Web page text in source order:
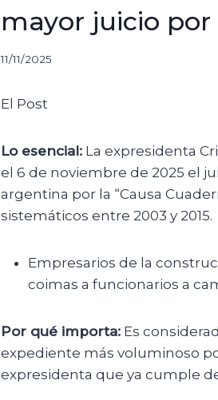
mayor juicio
11/11/2025
El Post
Lo esencial: La expresidenta
el 6 de noviembre de 2025 el
argentina por la “Causa
sistemáticos entre 2003 y 2015.
Empresarios de la
coimas a funcionarios a
Por qué importa: Es
expediente más voluminoso
expresidenta que ya cumple